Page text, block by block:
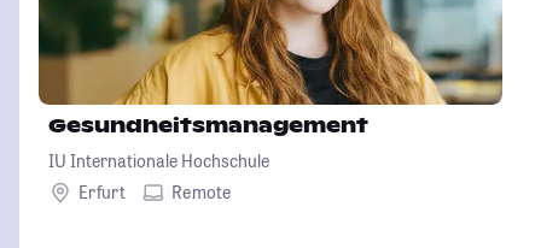
Gesundheitsmanagement
IU Internationale Hochschule
Erfurt
Remote